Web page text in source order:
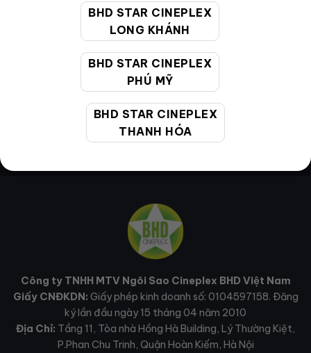
BHD STAR CINEPLEX
LONG KHÁNH
BHD STAR CINEPLEX
PHÚ MỸ
BHD STAR CINEPLEX
THANH HÓA
Giờ làm việc: 9:00 - 22:00 (Tất cả các ngày bao
cskh@bhdstar.vn
Công ty TNHH MTV Ngôi Sao Cineplex BHD Việt Nam
Giấy CNĐKDN: Giấy phép kinh doanh số: 0104597158. Đăng
ký lần đầu ngày 15 tháng 04 năm 2010
Địa Chỉ: Tầng 11, Tòa nhà Hồng Hà Building, Lý Thường Kiệt,
P.Phan Chu Trinh, Quận Hoàn Kiếm, Hà Nội